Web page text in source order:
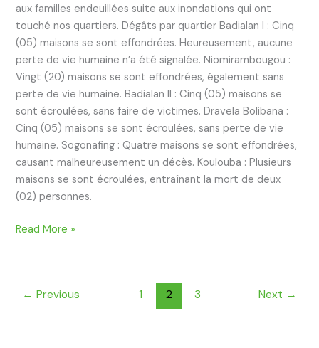
aux familles endeuillées suite aux inondations qui ont
touché nos quartiers. Dégâts par quartier Badialan I : Cinq
(05) maisons se sont effondrées. Heureusement, aucune
perte de vie humaine n’a été signalée. Niomirambougou :
Vingt (20) maisons se sont effondrées, également sans
perte de vie humaine. Badialan II : Cinq (05) maisons se
sont écroulées, sans faire de victimes. Dravela Bolibana :
Cinq (05) maisons se sont écroulées, sans perte de vie
humaine. Sogonafing : Quatre maisons se sont effondrées,
causant malheureusement un décès. Koulouba : Plusieurs
maisons se sont écroulées, entraînant la mort de deux
(02) personnes.
Read More »
← Previous 1 2 3 Next →